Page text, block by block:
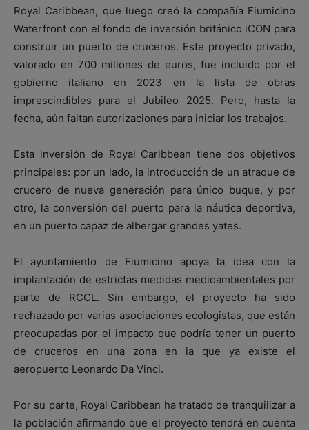
Royal Caribbean, que luego creó la compañía Fiumicino
Waterfront con el fondo de inversión británico iCON para
construir un puerto de cruceros. Este proyecto privado,
valorado en 700 millones de euros, fue incluido por el
gobierno italiano en 2023 en la lista de obras
imprescindibles para el Jubileo 2025. Pero, hasta la
fecha, aún faltan autorizaciones para iniciar los trabajos.
Esta inversión de Royal Caribbean tiene dos objetivos
principales: por un lado, la introducción de un atraque de
crucero de nueva generación para único buque, y por
otro, la conversión del puerto para la náutica deportiva,
en un puerto capaz de albergar grandes yates.
El ayuntamiento de Fiumicino apoya la idea con la
implantación de estrictas medidas medioambientales por
parte de RCCL. Sin embargo, el proyecto ha sido
rechazado por varias asociaciones ecologistas, que están
preocupadas por el impacto que podría tener un puerto
de cruceros en una zona en la que ya existe el
aeropuerto Leonardo Da Vinci.
Por su parte, Royal Caribbean ha tratado de tranquilizar a
la población afirmando que el proyecto tendrá en cuenta